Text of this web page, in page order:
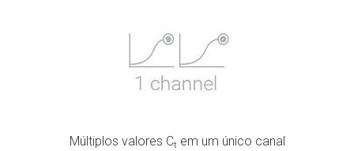
Múltiplos valores Ct em um único canal